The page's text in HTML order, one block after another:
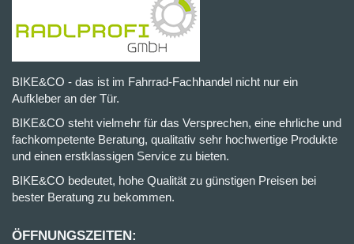
BIKE&CO - das ist im Fahrrad-Fachhandel nicht nur ein
Aufkleber an der Tür.
BIKE&CO steht vielmehr für das Versprechen, eine ehrliche und
fachkompetente Beratung, qualitativ sehr hochwertige Produkte
und einen erstklassigen Service zu bieten.
BIKE&CO bedeutet, hohe Qualität zu günstigen Preisen bei
bester Beratung zu bekommen.
ÖFFNUNGSZEITEN: